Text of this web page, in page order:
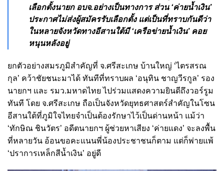
เลือกตั้งนายก อบจ.อย่างเป็นทางการ ส่วน ‘ค่ายน้ำเงิน’
ประกาศไม่ส่งผู้สมัครรับเลือกตั้ง แต่เป็นที่ทราบกันดีว่า
ในหลายจังหวัดทางอีสานใต้มี ‘เครือข่ายน้ำเงิน’ คอย
หนุนหลังอยู่
ยกตัวอย่างสมรภูมิสำคัญที่ จ.ศรีสะเกษ บ้านใหญ่ ‘ไตรสรณ
กุล’ คว้าชัยชนะมาได้ ทันทีที่ทราบผล ‘อนุทิน ชาญวีรกูล’ รอง
นายกฯ และ รมว.มหาดไทย ไปร่วมแสดงความยินดีถึงวอร์รูม
ทันที โดย จ.ศรีสะเกษ ถือเป็นจังหวัดยุทธศาสตร์สำคัญในโซน
อีสานใต้ที่ภูมิใจไทยจำเป็นต้องรักษาไว้เป็นด่านหน้า แม้ว่า
‘ทักษิณ ชินวัตร’ อดีตนายกฯ ผู้ช่วยหาเสียง ‘ค่ายแดง’ จะลงพื้น
ที่หลายวัน อ้อนขอคะแนนพี่น้องประชาชนก็ตาม แต่ก็พ่ายแพ้
‘ปราการเหล็กสีน้ำเงิน’ อยู่ดี